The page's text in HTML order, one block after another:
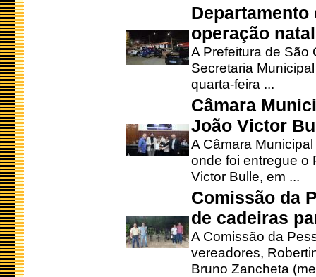
operação
A Prefeitura de São
Secretaria
quarta-feira ...
Câmara
João Victor
A Câmara
onde foi entregue o
Victor Bulle, em ...
Comissão da
de cadeiras
A Comissão da
vereadores,
Bruno Zancheta